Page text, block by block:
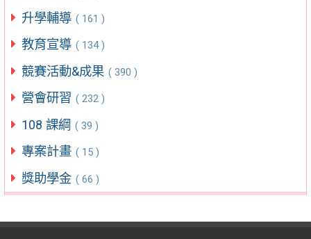
升學輔導 ( 161 )
教育宣導 ( 134 )
競賽活動&成果 ( 390 )
營會研習 ( 232 )
108 課綱 ( 39 )
專案計畫 ( 15 )
獎助學金 ( 66 )